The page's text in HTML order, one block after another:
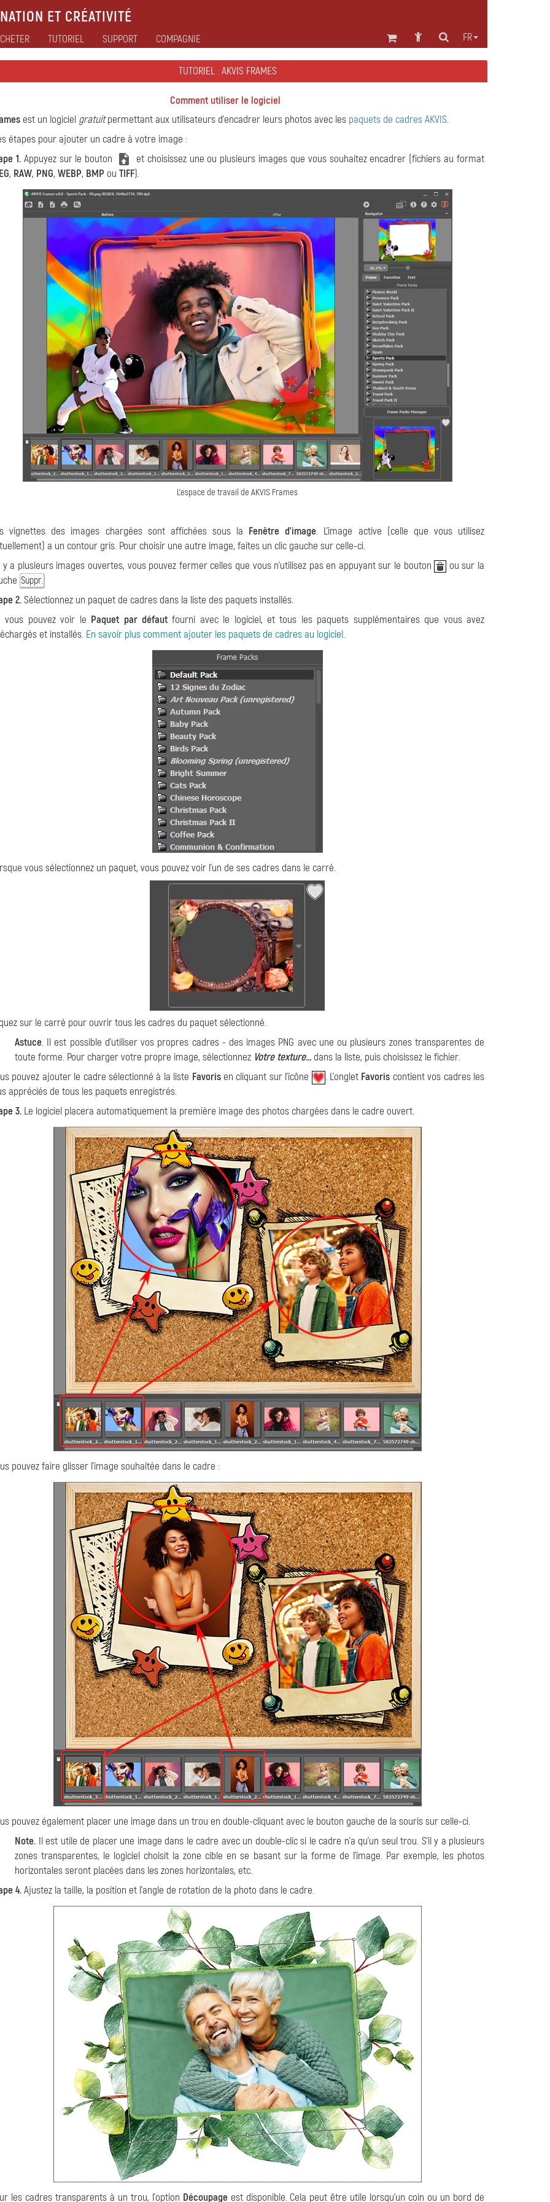
ET CRÉATIVITÉ
FR
TUTORIEL SUPPORT COMPAGNIE
TUTORIEL : AKVIS FRAMES
Comment utiliser le logiciel
est un logiciel gratuitpermettant aux utilisateurs d'encadrer leurs photos avec les paquets de cadres AKVIS.
étapes pour ajouter un cadre à votre image :
1.Appuyez sur le bouton
et choisissez une ou plusieurs images que vous souhaitez encadrer (fichiers au format
, RAW, PNG, WEBP, BMP ou TIFF).
L'espace de travail de AKVIS Frames
vignettes des images chargées sont affichées sous la Fenêtre d'image. L'image active (celle que vous utilisez
a un contour gris. Pour choisir une autre image, faites un clic gauche sur celle-ci.
y a plusieurs images ouvertes, vous pouvez fermer celles que vous n'utilisez pas en appuyant sur le bouton
ou sur la
Suppr.
2.Sélectionnez un paquet de cadres dans la liste des paquets installés.
vous pouvez voir le Paquet par défautfourni avec le logiciel, et tous les paquets supplémentaires que vous avez
et installés. En savoir plus comment ajouter les paquets de cadres au logiciel.
vous sélectionnez un paquet, vous pouvez voir l'un de ses cadres dans le carré.
sur le carré pour ouvrir tous les cadres du paquet sélectionné.
Astuce. Il est possible d'utiliser vos propres cadres - des images PNG avec une ou plusieurs zones transparentes de
toute forme. Pour charger votre propre image, sélectionnez Votre texture… dans la liste, puis choisissez le fichier.
pouvez ajouter le cadre sélectionné à la liste Favorisen cliquant sur l'icône . L'onglet Favoris contient vos cadres les
appréciés de tous les paquets enregistrés.
3. Le logiciel placera automatiquement la première image des photos chargées dans le cadre ouvert.
pouvez faire glisser l'image souhaitée dans le cadre :
pouvez également placer une image dans un trou en double-cliquant avec le bouton gauche de la souris sur celle-ci.
Note. Il est utile de placer une image dans le cadre avec un double-clic si le cadre n'a qu'un seul trou. S'il y a plusieurs
zones transparentes, le logiciel choisit la zone cible en se basant sur la forme de l'image. Par exemple, les photos
horizontales seront placées dans les zones horizontales, etc.
4.Ajustez la taille, la position et l'angle de rotation de la photo dans le cadre.
les cadres transparents à un trou, l'option Découpageest disponible. Cela peut être utile lorsqu'un coin ou un bord de